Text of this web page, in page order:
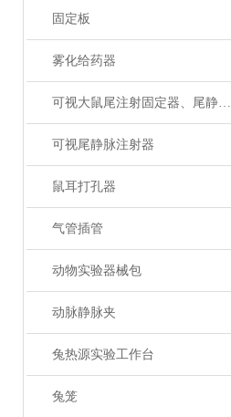
固定板
雾化给药器
可视大鼠尾注射固定器、尾静脉注射
可视尾静脉注射器
鼠耳打孔器
气管插管
动物实验器械包
动脉静脉夹
兔热源实验工作台
兔笼